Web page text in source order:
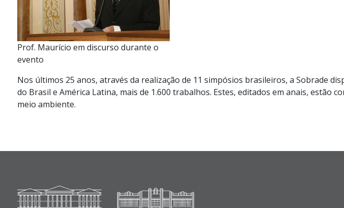
Prof. Maurício em discurso durante o
evento
Nos últimos 25 anos, através da realização de 11 simpósios brasileiros, a Sobrade
do Brasil e América Latina, mais de 1.600 trabalhos. Estes, editados em anais,
meio ambiente.